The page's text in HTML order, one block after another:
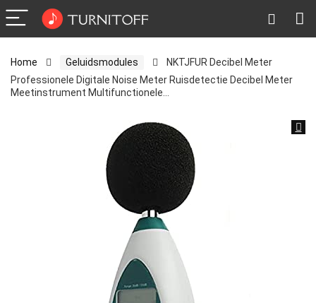
Home Geluidsmodules
NKTJFUR Decibel Meter
Professionele Digitale Noise Meter Ruisdetectie Decibel Meter
Meetinstrument Multifunctionele…